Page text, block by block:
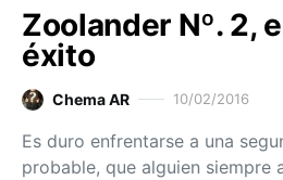
Zoolander Nº. 2,
éxito
Chema AR 10/02/2016
Es duro enfrentarse a una
probable, que alguien siempre